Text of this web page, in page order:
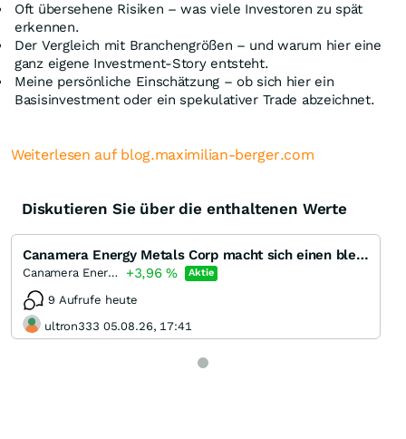
Oft übersehene Risiken – was viele Investoren zu spät
erkennen.
Der Vergleich mit Branchengrößen – und warum hier eine
ganz eigene Investment-Story entsteht.
Meine persönliche Einschätzung – ob sich hier ein
Basisinvestment oder ein spekulativer Trade abzeichnet.
Weiterlesen auf blog.maximilian-berger.com
Diskutieren Sie über die enthaltenen Werte
Canamera Energy Metals Corp macht sich einen bleibenden Eindruck?
Canamera Energy Metals +3,96% Aktie
9 Aufrufe heute
ultron333 05.08.26, 17:41